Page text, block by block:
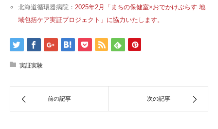
北海道循環器病院： 2025年2月「まちの保健室×おでかけぷらす 地
域包括ケア実証プロジェクト」に協力いたします。
実証実験
前の記事 次の記事